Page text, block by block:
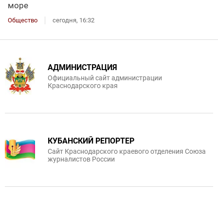
море
Общество сегодня, 16:32
АДМИНИСТРАЦИЯ
Официальный сайт администрации
Краснодарского края
КУБАНСКИЙ РЕПОРТЕР
Сайт Краснодарского краевого отделения Союза
журналистов России